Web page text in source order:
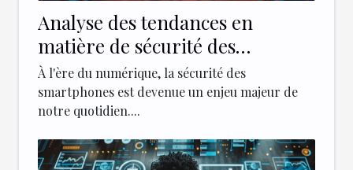
Analyse des tendances en
matière de sécurité des
smartphones en 2023 Vers un
renforcement des standards
À l'ère du numérique, la sécurité des
smartphones est devenue un enjeu majeur de
notre quotidien....